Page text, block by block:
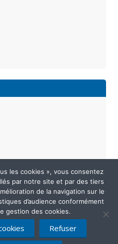
de confidentialité
les cookies », vous consentez
par notre site et par des tiers
de la navigation sur le
d’audience conformément
gestion des cookies.
Refuser